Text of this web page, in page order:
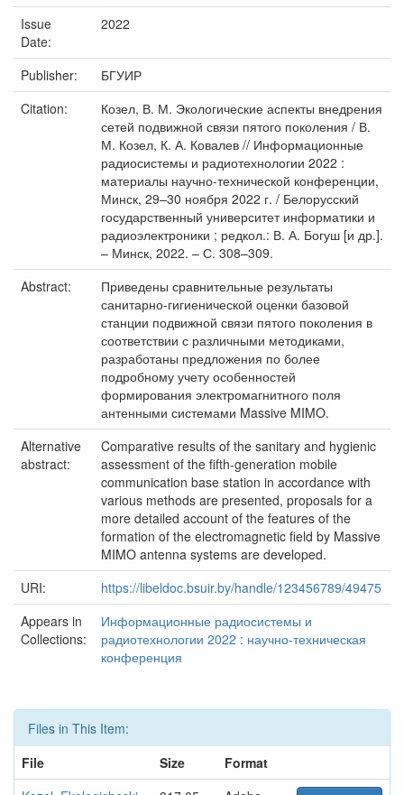
Issue
Date:
2022
Publisher:
БГУИР
Citation:
Козел, В. М. Экологические аспекты внедрения
сетей подвижной связи пятого поколения / В.
М. Козел, К. А. Ковалев // Информационные
радиосистемы и радиотехнологии 2022 :
материалы научно-технической конференции,
Минск, 29–30 ноября 2022 г. / Белорусский
государственный университет информатики и
радиоэлектроники ; редкол.: В. А. Богуш [и др.].
– Минск, 2022. – С. 308–309.
Abstract:
Приведены сравнительные результаты
санитарно-гигиенической оценки базовой
станции подвижной связи пятого поколения в
соответствии с различными методиками,
разработаны предложения по более
подробному учету особенностей
формирования электромагнитного поля
антенными системами Massive MIMO.
Alternative
abstract:
Comparative results of the sanitary and hygienic
assessment of the fifth-generation mobile
communication base station in accordance with
various methods are presented, proposals for a
more detailed account of the features of the
formation of the electromagnetic field by Massive
MIMO antenna systems are developed.
URI:
https://libeldoc.bsuir.by/handle/123456789/49475
Appears in
Collections:
Информационные радиосистемы и
радиотехнологии 2022 : научно-техническая
конференция
Files in This Item:
File
Size
Format